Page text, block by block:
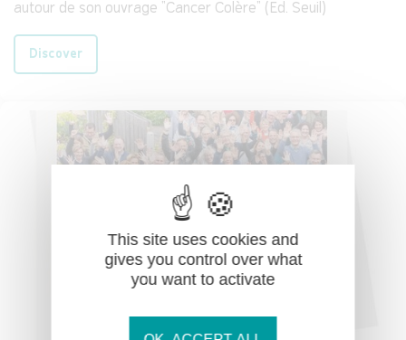
autour de son ouvrage "Cancer Colère" (Ed. Seuil)
Discover
This site uses cookies and
gives you control over what
you want to activate